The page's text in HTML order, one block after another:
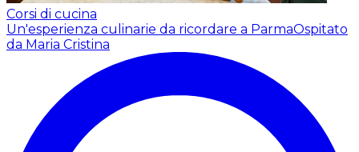
Corsi di cucina
Un'esperienza culinarie da ricordare a ParmaOspitato
da Maria Cristina